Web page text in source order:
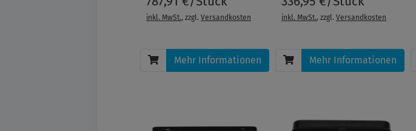
inkl. MwSt., zzgl.Versandkosten
Mehr Informationen
inkl. MwSt., zzgl.Versandkosten
Mehr Informationen